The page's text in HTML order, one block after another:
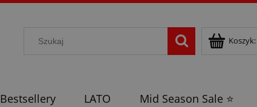
Koszyk:
Bestsellery LATO Mid Season Sale ⭐